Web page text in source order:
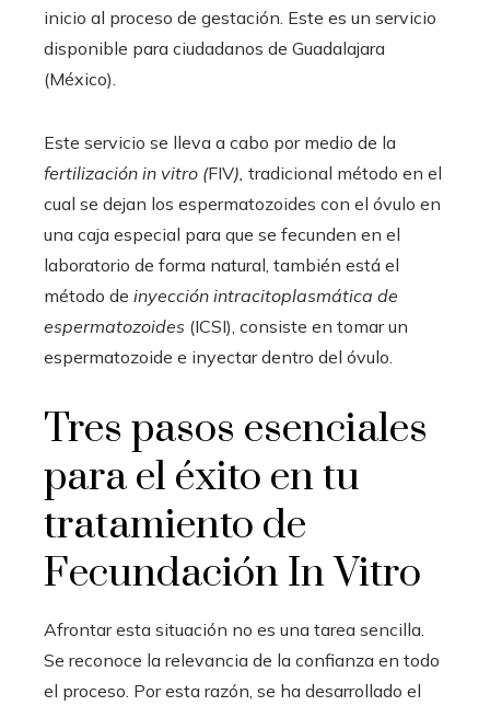
inicio al proceso de gestación. Este es un servicio
disponible para ciudadanos de Guadalajara
(México).
Este servicio se lleva a cabo por medio de la
fertilización in vitro (FIV), tradicional método en el
cual se dejan los espermatozoides con el óvulo en
una caja especial para que se fecunden en el
laboratorio de forma natural, también está el
método de inyección intracitoplasmática de
espermatozoides (ICSI), consiste en tomar un
espermatozoide e inyectar dentro del óvulo.
Tres pasos esenciales
para el éxito en tu
tratamiento de
Fecundación In Vitro
Afrontar esta situación no es una tarea sencilla.
Se reconoce la relevancia de la confianza en todo
el proceso. Por esta razón, se ha desarrollado el